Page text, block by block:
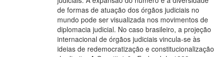
de formas de atuação dos órgãos judiciais no
mundo pode ser visualizada nos movimentos de
diplomacia judicial. No caso brasileiro, a projeção
internacional de órgãos judiciais vincula-se às
ideias de redemocratização e constitucionalização